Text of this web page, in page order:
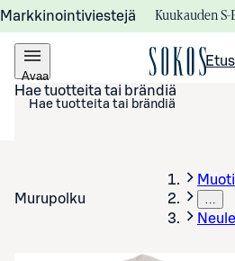
Markkinointiviestejä Kuukauden S-
Avaa
valikko
Hae tuotteita tai brändiä
Murupolku
Muoti
…